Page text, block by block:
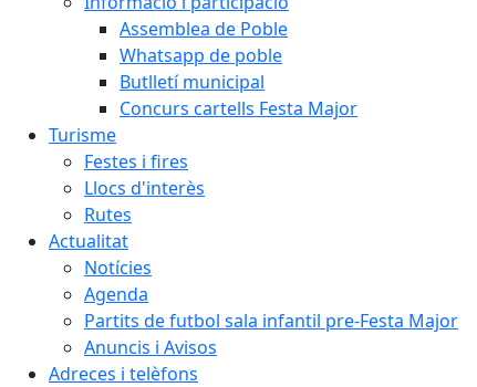
Assemblea de Poble
Whatsapp de poble
Butlletí municipal
Concurs cartells Festa Major
Turisme
Festes i fires
Llocs d'interès
Rutes
Actualitat
Notícies
Agenda
Partits de futbol sala infantil pre-Festa Major
Anuncis i Avisos
Adreces i telèfons